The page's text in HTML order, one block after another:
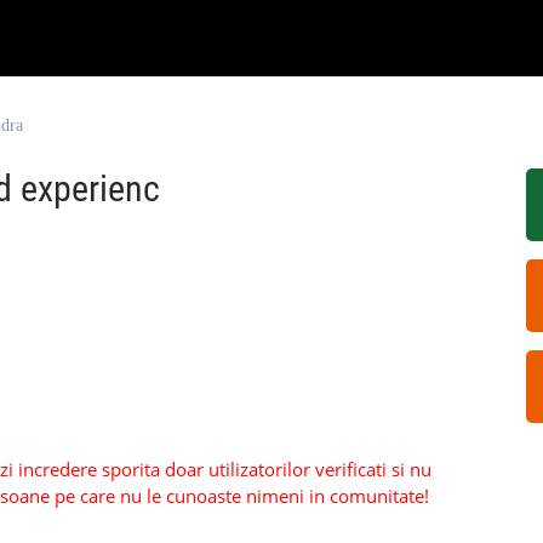
experienc
incredere sporita doar utilizatorilor verificati si nu
pe care nu le cunoaste nimeni in comunitate!